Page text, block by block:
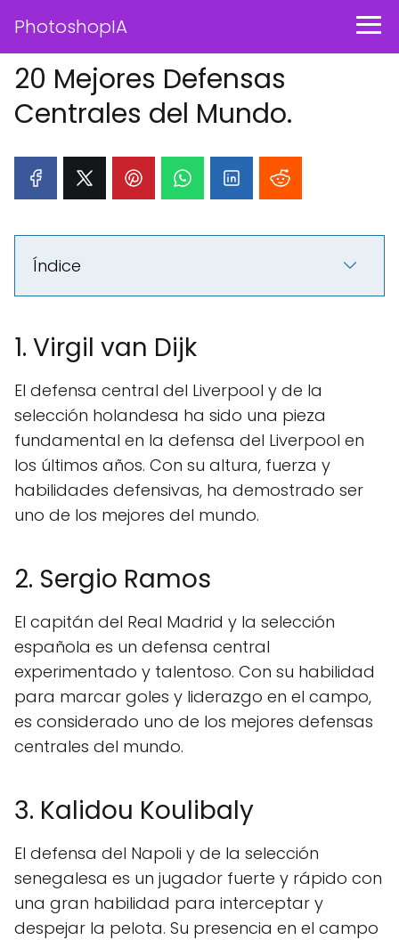
PhotoshopIA
20 Mejores Defensas
Centrales del Mundo.
Índice
1. Virgil van Dijk
El defensa central del Liverpool y de la
selección holandesa ha sido una pieza
fundamental en la defensa del Liverpool en
los últimos años. Con su altura, fuerza y
habilidades defensivas, ha demostrado ser
uno de los mejores del mundo.
2. Sergio Ramos
El capitán del Real Madrid y la selección
española es un defensa central
experimentado y talentoso. Con su habilidad
para marcar goles y liderazgo en el campo,
es considerado uno de los mejores defensas
centrales del mundo.
3. Kalidou Koulibaly
El defensa del Napoli y de la selección
senegalesa es un jugador fuerte y rápido con
una gran habilidad para interceptar y
despejar la pelota. Su presencia en el campo